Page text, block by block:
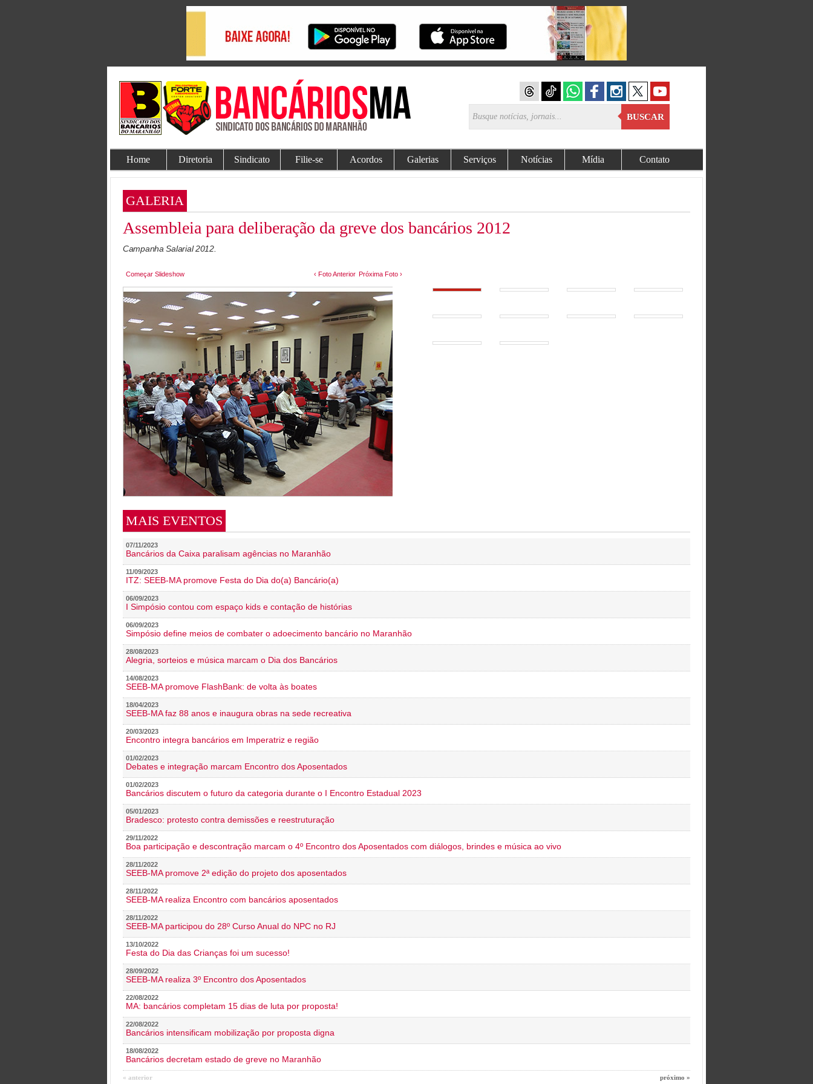
BUSCAR
Home Diretoria Sindicato Filie-se Acordos Galerias Serviços Notícias Mídia Contato
GALERIA
Assembleia para deliberação da greve dos bancários 2012
Campanha Salarial 2012.
Começar Slideshow ‹ Foto Anterior Próxima Foto ›
MAIS EVENTOS
07/11/2023
Bancários da Caixa paralisam agências no Maranhão
11/09/2023
ITZ: SEEB-MA promove Festa do Dia do(a) Bancário(a)
06/09/2023
I Simpósio contou com espaço kids e contação de histórias
06/09/2023
Simpósio define meios de combater o adoecimento bancário no Maranhão
28/08/2023
Alegria, sorteios e música marcam o Dia dos Bancários
14/08/2023
SEEB-MA promove FlashBank: de volta às boates
18/04/2023
SEEB-MA faz 88 anos e inaugura obras na sede recreativa
20/03/2023
Encontro integra bancários em Imperatriz e região
01/02/2023
Debates e integração marcam Encontro dos Aposentados
01/02/2023
Bancários discutem o futuro da categoria durante o I Encontro Estadual 2023
05/01/2023
Bradesco: protesto contra demissões e reestruturação
29/11/2022
Boa participação e descontração marcam o 4º Encontro dos Aposentados com diálogos, brindes e música ao vivo
28/11/2022
SEEB-MA promove 2ª edição do projeto dos aposentados
28/11/2022
SEEB-MA realiza Encontro com bancários aposentados
28/11/2022
SEEB-MA participou do 28º Curso Anual do NPC no RJ
13/10/2022
Festa do Dia das Crianças foi um sucesso!
28/09/2022
SEEB-MA realiza 3º Encontro dos Aposentados
22/08/2022
MA: bancários completam 15 dias de luta por proposta!
22/08/2022
Bancários intensificam mobilização por proposta digna
18/08/2022
Bancários decretam estado de greve no Maranhão
« anterior próximo »